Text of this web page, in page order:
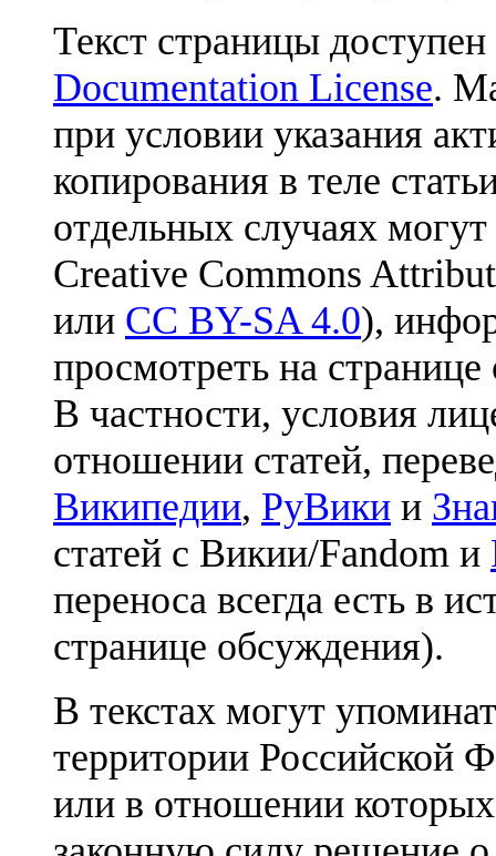
Текст страницы
Documentation License.
при условии указания
копирования в теле
отдельных случаях
Creative Commons
или CC BY-SA 4.0),
просмотреть на
В частности, условия
отношении статей,
Википедии, РуВики и
статей с Викии/Fandom и
переноса всегда есть в
странице обсуждения).
В текстах могут
территории Российской
или в отношении